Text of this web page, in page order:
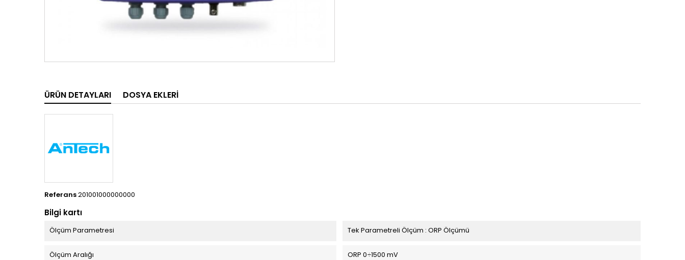
ÜRÜN DETAYLARI DOSYA EKLERI
Referans201001000000000
Bilgi kartı
Ölçüm Parametresi Tek Parametreli Ölçüm : ORP Ölçümü
Ölçüm Aralığı ORP 0÷1500 mV